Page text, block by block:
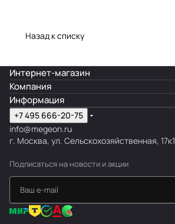
Назад к списку
Интернет-магазин
Компания
Информация
+7 495 666-20-75
info@megeon.ru
г. Москва, ул. Сельскохозяйственная, 17к1
Подписаться на новости и акции